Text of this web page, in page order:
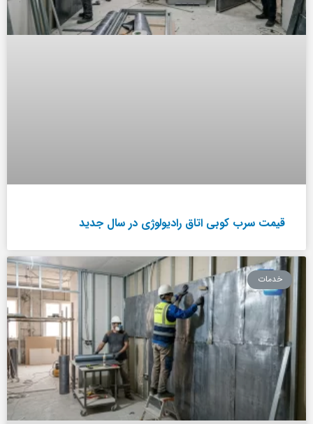
قیمت سرب کوبی اتاق رادیولوژی در سال جدید
خدمات